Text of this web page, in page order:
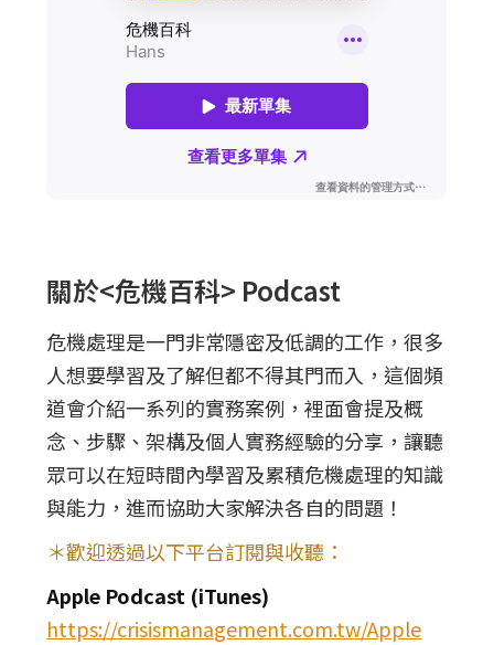
關於<危機百科> Podcast
危機處理是一門非常隱密及低調的工作，很多
人想要學習及了解但都不得其門而入，這個頻
道會介紹一系列的實務案例，裡面會提及概
念、步驟、架構及個人實務經驗的分享，讓聽
眾可以在短時間內學習及累積危機處理的知識
與能力，進而協助大家解決各自的問題！
＊歡迎透過以下平台訂閱與收聽：
Apple Podcast (iTunes)
https://crisismanagement.com.tw/Apple